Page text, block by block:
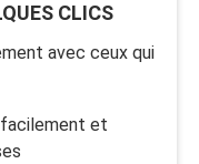
CLICS
avec ceux qui
facilement et